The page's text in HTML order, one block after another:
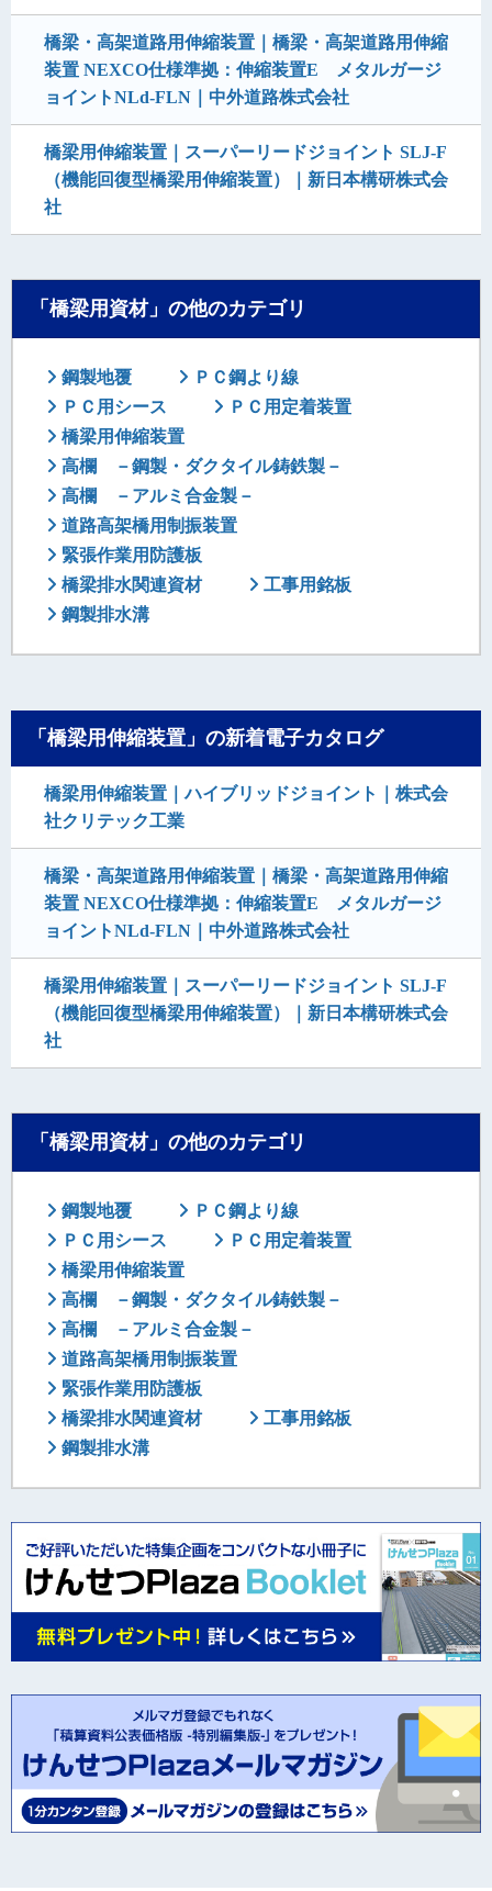
橋梁・高架道路用伸縮装置｜橋梁・高架道路用伸縮
装置 NEXCO仕様準拠：伸縮装置E メタルガージ
ョイントNLd-FLN｜中外道路株式会社
橋梁用伸縮装置｜スーパーリードジョイント SLJ-F
（機能回復型橋梁用伸縮装置）｜新日本構研株式会
社
「橋梁用資材」の他のカテゴリ
鋼製地覆
ＰＣ鋼より線
ＰＣ用シース
ＰＣ用定着装置
橋梁用伸縮装置
高欄 －鋼製・ダクタイル鋳鉄製－
高欄 －アルミ合金製－
道路高架橋用制振装置
緊張作業用防護板
橋梁排水関連資材
工事用銘板
鋼製排水溝
「橋梁用伸縮装置」の新着電子カタログ
橋梁用伸縮装置｜ハイブリッドジョイント｜株式会
社クリテック工業
橋梁・高架道路用伸縮装置｜橋梁・高架道路用伸縮
装置 NEXCO仕様準拠：伸縮装置E メタルガージ
ョイントNLd-FLN｜中外道路株式会社
橋梁用伸縮装置｜スーパーリードジョイント SLJ-F
（機能回復型橋梁用伸縮装置）｜新日本構研株式会
社
「橋梁用資材」の他のカテゴリ
鋼製地覆
ＰＣ鋼より線
ＰＣ用シース
ＰＣ用定着装置
橋梁用伸縮装置
高欄 －鋼製・ダクタイル鋳鉄製－
高欄 －アルミ合金製－
道路高架橋用制振装置
緊張作業用防護板
橋梁排水関連資材
工事用銘板
鋼製排水溝